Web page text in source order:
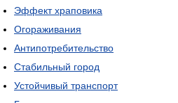
Эффект храповика
Огораживания
Антипотребительство
Стабильный город
Устойчивый транспорт